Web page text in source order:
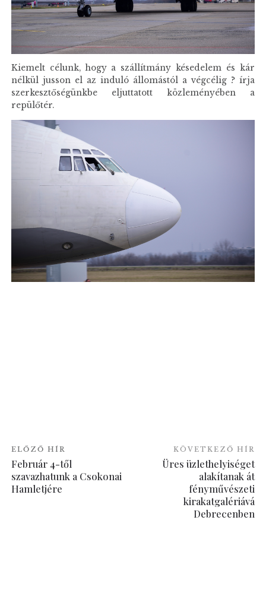
Kiemelt célunk, hogy a szállítmány késedelem és kár
nélkül jusson el az induló állomástól a végcélig ? írja
szerkesztőségünkbe eljuttatott közleményében a
repülőtér.
ELŐZŐ HÍR
Február 4-től
szavazhatunk a Csokonai
Hamletjére
KÖVETKEZŐ HÍR
Üres üzlethelyiséget
alakítanak át
fényművészeti
kirakatgalériává
Debrecenben